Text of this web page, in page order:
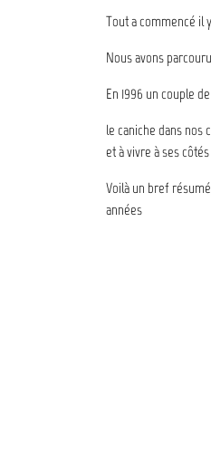
Tout a commencé il
Nous avons
En 1996 un couple
le caniche dans nos
et à vivre à ses
Voilà un bref
années